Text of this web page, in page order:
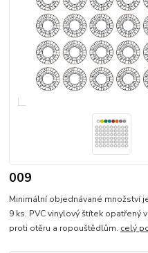
009
Minimální objednávané množství
9 ks. PVC vinylový štítek
proti otěru a ropouštědlům. celý